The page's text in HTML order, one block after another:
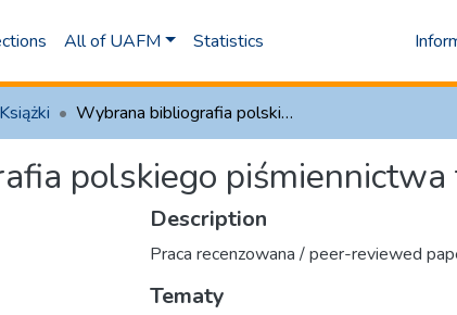
All of UAFM Statistics
Wybrana bibliografia polskiego piśmiennictwa turystycznego (2000–2008)
polskiego
Description
Praca recenzowana / peer-reviewed
Tematy